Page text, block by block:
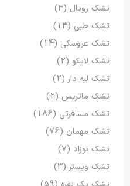
تشک رویال (3)
تشک طبی (13)
تشک عروسکی (14)
تشک لایکو (2)
تشک لبه دار (2)
تشک ماتریس (2)
تشک مسافرتی (186)
تشک مهمان (76)
تشک نوزاد (7)
تشک ویستر (3)